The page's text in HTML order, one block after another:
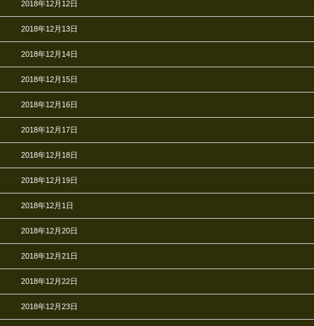
2018年12月12日
2018年12月13日
2018年12月14日
2018年12月15日
2018年12月16日
2018年12月17日
2018年12月18日
2018年12月19日
2018年12月1日
2018年12月20日
2018年12月21日
2018年12月22日
2018年12月23日